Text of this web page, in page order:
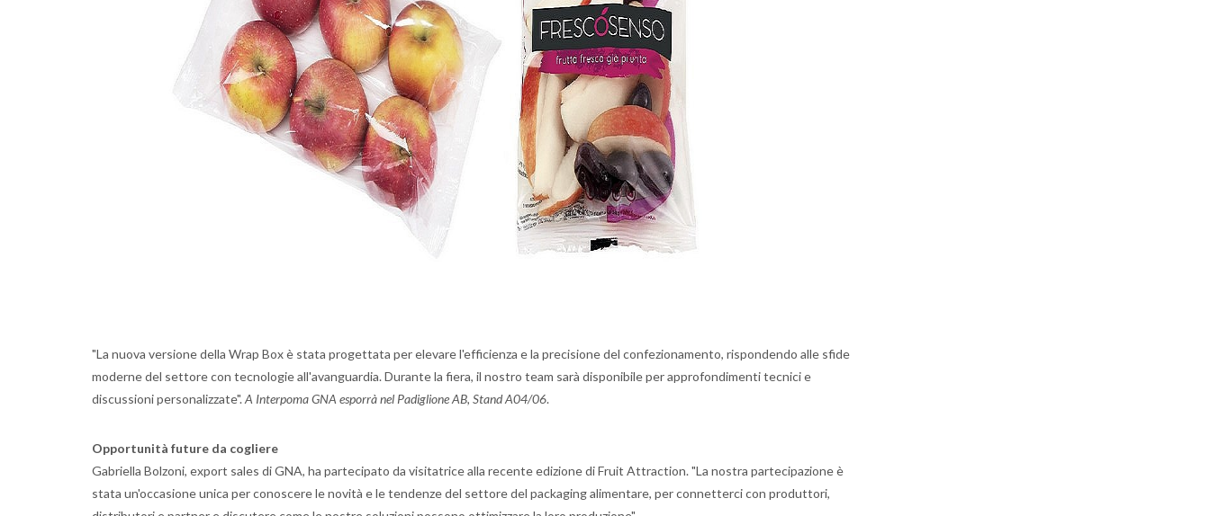
"La nuova versione della Wrap Box è stata progettata per elevare l'efficienza e la precisione del confezionamento, rispondendo alle sfide
moderne del settore con tecnologie all'avanguardia. Durante la fiera, il nostro team sarà disponibile per approfondimenti tecnici e
discussioni personalizzate".A Interpoma GNA esporrà nel Padiglione AB, Stand A04/06.
Opportunità future da cogliere
Gabriella Bolzoni, export sales di GNA, ha partecipato da visitatrice alla recente edizione di Fruit Attraction. "La nostra partecipazione è
stata un'occasione unica per conoscere le novità e le tendenze del settore del packaging alimentare, per connetterci con produttori,